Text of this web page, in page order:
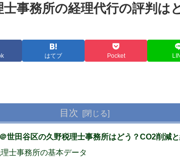
事務所の経理代行の評判は
はてブ Pocket
目次
世田谷区の久野税理士事務所はどう？CO2削減
士事務所の基本データ